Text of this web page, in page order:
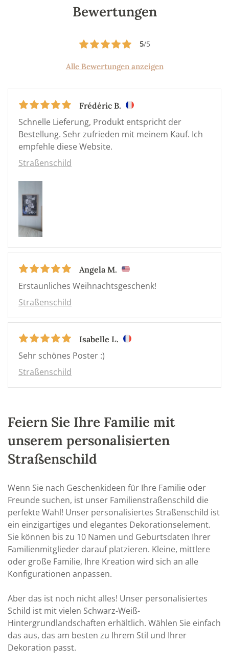
Bewertungen
5/5
Alle Bewertungen anzeigen
Frédéric B.
Schnelle Lieferung, Produkt entspricht der
Bestellung. Sehr zufrieden mit meinem Kauf. Ich
empfehle diese Website.
Straßenschild
Angela M.
Erstaunliches Weihnachtsgeschenk!
Straßenschild
Isabelle L.
Sehr schönes Poster :)
Straßenschild
Feiern Sie Ihre Familie mit
unserem personalisierten
Straßenschild
Wenn Sie nach Geschenkideen für Ihre Familie oder
Freunde suchen, ist unser Familienstraßenschild die
perfekte Wahl! Unser personalisiertes Straßenschild ist
ein einzigartiges und elegantes Dekorationselement.
Sie können bis zu 10 Namen und Geburtsdaten Ihrer
Familienmitglieder darauf platzieren. Kleine, mittlere
oder große Familie, Ihre Kreation wird sich an alle
Konfigurationen anpassen.
Aber das ist noch nicht alles! Unser personalisiertes
Schild ist mit vielen Schwarz-Weiß-
Hintergrundlandschaften erhältlich. Wählen Sie einfach
das aus, das am besten zu Ihrem Stil und Ihrer
Dekoration passt.